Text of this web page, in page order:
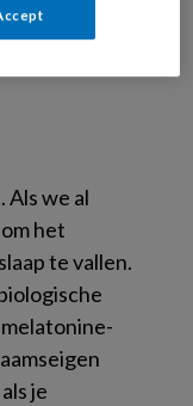
Als we al
het
te vallen.
je